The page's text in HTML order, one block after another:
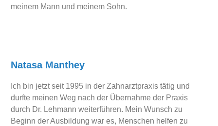
meinem Mann und meinem Sohn.
Natasa Manthey
Ich bin jetzt seit 1995 in der Zahnarztpraxis tätig und
durfte meinen Weg nach der Übernahme der Praxis
durch Dr. Lehmann weiterführen. Mein Wunsch zu
Beginn der Ausbildung war es, Menschen helfen zu